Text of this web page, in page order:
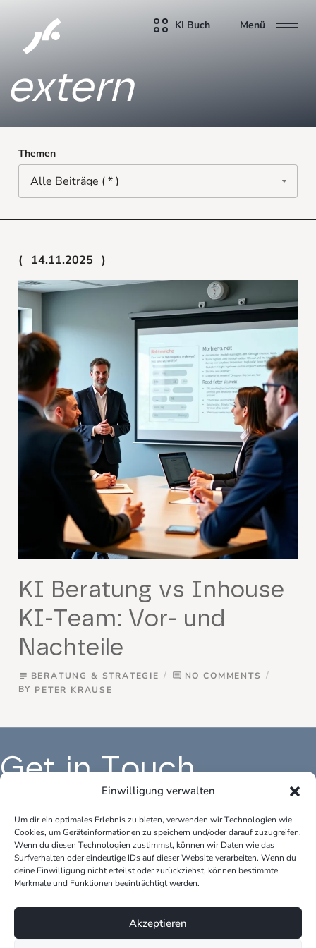
Einwilligung verwalten
Um dir ein optimales Erlebnis zu bieten, verwenden wir Technologien wie
Cookies, um Geräteinformationen zu speichern und/oder darauf zuzugreifen.
Wenn du diesen Technologien zustimmst, können wir Daten wie das
Surfverhalten oder eindeutige IDs auf dieser Website verarbeiten. Wenn du
deine Einwilligung nicht erteilst oder zurückziehst, können bestimmte
Merkmale und Funktionen beeinträchtigt werden.
Akzeptieren
KI Buch Menü
extern
Themen
14.11.2025
KI Beratung vs Inhouse
KI-Team: Vor- und
Nachteile
subject BERATUNG & STRATEGIE comment NO COMMENTS
BY PETER KRAUSE
Get in Touch
Büro Deutschland:
peter.krause.net
Katharina-Fischer-Platz 1
85435 Erding
Telefon: +49 170 3148109
E-Mail: info@peter-krause.net
E-